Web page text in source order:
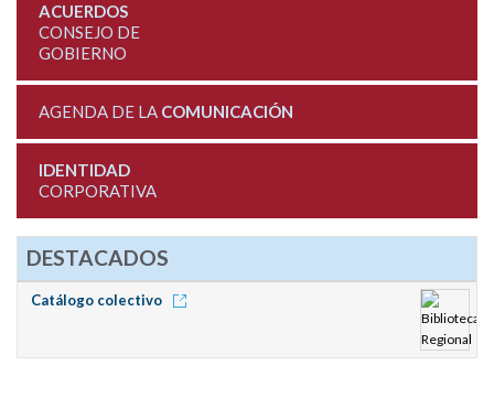
ACUERDOS
CONSEJO DE
GOBIERNO
AGENDA DE LA COMUNICACIÓN
IDENTIDAD
CORPORATIVA
DESTACADOS
Catálogo colectivo